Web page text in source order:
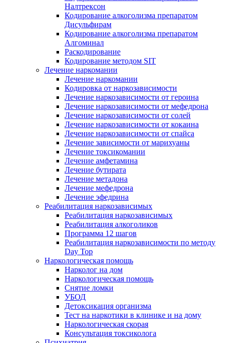
Налтрексон
Кодирование алкоголизма препаратом
Дисульфирам
Кодирование алкоголизма препаратом
Алгоминал
Раскодирование
Кодирование методом SIT
Лечение наркомании
Лечение наркомании
Кодировка от наркозависимости
Лечение наркозависимости от героина
Лечение наркозависимости от мефедрона
Лечение наркозависимости от солей
Лечение наркозависимости от кокаина
Лечение наркозависимости от спайса
Лечение зависимости от марихуаны
Лечение токсикомании
Лечение амфетамина
Лечение бутирата
Лечение метадона
Лечение мефедрона
Лечение эфедрина
Реабилитация наркозависимых
Реабилитация наркозависимых
Реабилитация алкоголиков
Программа 12 шагов
Реабилитация наркозависимости по методу
Day Top
Наркологическая помощь
Нарколог на дом
Наркологическая помощь
Снятие ломки
УБОД
Детоксикация организма
Тест на наркотики в клинике и на дому
Наркологическая скорая
Консультация токсиколога